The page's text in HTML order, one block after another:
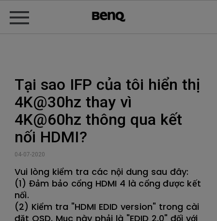
Tại sao IFP của tôi hiển thị
4K@30hz thay vì
4K@60hz thông qua kết
nối HDMI?
04-07-2020
Vui lòng kiểm tra các nội dung sau đây:
(1) Đảm bảo cổng HDMI 4 là cổng được kết
nối.
(2) Kiểm tra "HDMI EDID version" trong cài
đặt OSD. Mục này phải là "EDID 2.0" đối với